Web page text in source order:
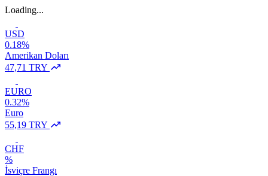
Loading...
USD
0.18%
Amerikan Doları
47,71 TRY
EURO
0.32%
Euro
55,19 TRY
CHF
%
İsviçre Frangı